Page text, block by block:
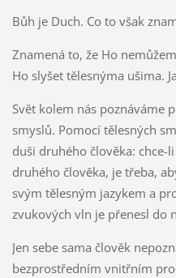
Bůh je Duch. Co to však
Znamená to, že Ho
Ho slyšet tělesnýma ušima.
Svět kolem nás poznáváme
smyslů. Pomocí tělesných
duši druhého člověka: chce-
druhého člověka, je třeba,
svým tělesným jazykem a
zvukových vln je přenesl do
Jen sebe sama člověk
bezprostředním vnitřním